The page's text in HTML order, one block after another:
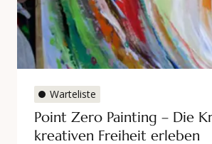
Warteliste
Point Zero Painting – Die
kreativen Freiheit erleben